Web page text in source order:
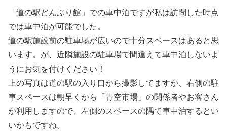
「道の駅どんぶり館」での車中泊ですが私は訪問した時点
では車中泊が可能でした。
道の駅施設前の駐車場が広いので十分スペースはあると思
います。が、近隣施設の駐車場で間違えて車中泊しないよ
うにお気を付けください！
上の写真は道の駅の入り口から撮影してますが、右側の駐
車スペースは朝早くから「青空市場」の関係者やお客さん
が利用しますので、左側のスペースの隅で車中泊するとい
いかもですね。